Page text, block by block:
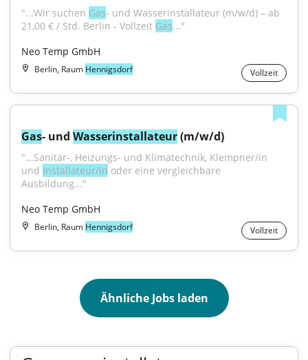
"...Wir suchen Gas- und Wasserinstallateur (m/w/d) – ab
21,00 € / Std. Berlin - Vollzeit Gas..."
Neo Temp GmbH
Berlin, Raum Hennigsdorf Vollzeit
Gas- und Wasserinstallateur (m/w/d)
"...Sanitär-, Heizungs- und Klimatechnik, Klempner/in
und Installateur/in oder eine vergleichbare
Ausbildung..."
Neo Temp GmbH
Berlin, Raum Hennigsdorf Vollzeit
Ähnliche Jobs laden